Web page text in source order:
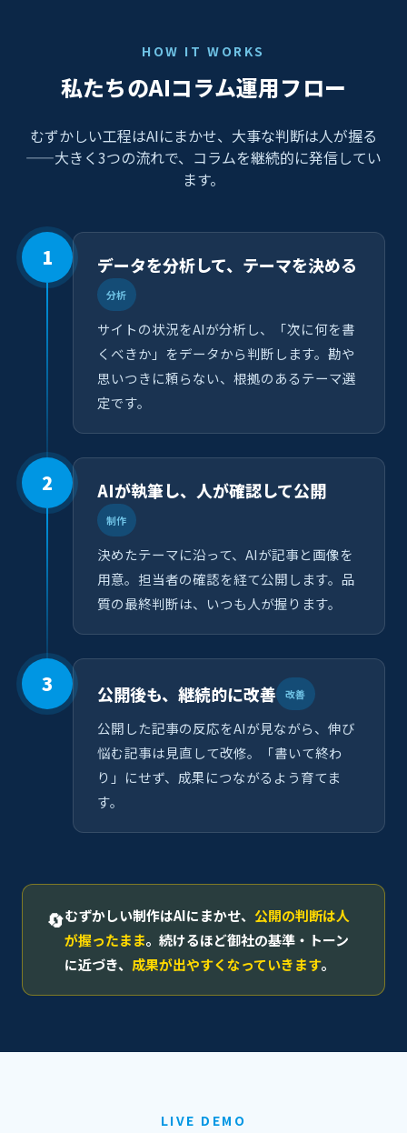
HOW IT WORKS
私たちのAIコラム運用フロー
むずかしい工程はAIにまかせ、大事な判断は人が握る
——大きく3つの流れで、コラムを継続的に発信してい
ます。
1 データを分析して、テーマを決める
分析
サイトの状況をAIが分析し、「次に何を書
くべきか」をデータから判断します。勘や
思いつきに頼らない、根拠のあるテーマ選
定です。
2 AIが執筆し、人が確認して公開
制作
決めたテーマに沿って、AIが記事と画像を
用意。担当者の確認を経て公開します。品
質の最終判断は、いつも人が握ります。
3 公開後も、継続的に改善 改善
公開した記事の反応をAIが見ながら、伸び
悩む記事は見直して改修。「書いて終わ
り」にせず、成果につながるよう育てま
す。
🔄むずかしい制作はAIにまかせ、 公開の判断は人
が握ったまま。続けるほど御社の基準・トーン
に近づき、 成果が出やすくなっていきます。
LIVE DEMO